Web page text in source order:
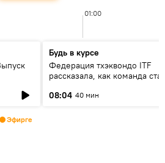
01:00
Будь в курсе
Федерация тхэквондо ITF
рассказала, как команда
08:04 40 мин
Эфирге